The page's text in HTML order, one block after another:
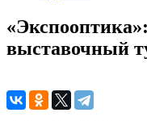
выставочный